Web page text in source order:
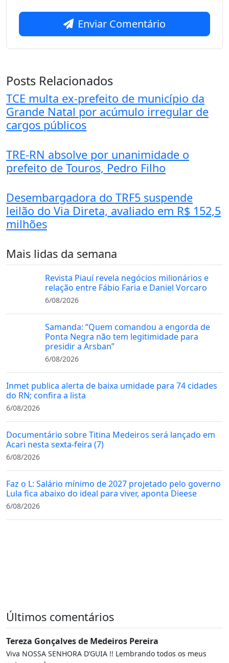
Enviar Comentário
Posts Relacionados
TCE multa ex-prefeito de município da
Grande Natal por acúmulo irregular de
cargos públicos
TRE-RN absolve por unanimidade o
prefeito de Touros, Pedro Filho
Desembargadora do TRF5 suspende
leilão do Via Direta, avaliado em R$ 152,5
milhões
Mais lidas da semana
Revista Piauí revela negócios milionários e
relação entre Fábio Faria e Daniel Vorcaro
6/08/2026
Samanda: “Quem comandou a engorda de
Ponta Negra não tem legitimidade para
presidir a Arsban”
6/08/2026
Inmet publica alerta de baixa umidade para 74 cidades
do RN; confira a lista
6/08/2026
Documentário sobre Titina Medeiros será lançado em
Acari nesta sexta-feira (7)
6/08/2026
Faz o L: Salário mínimo de 2027 projetado pelo governo
Lula fica abaixo do ideal para viver, aponta Dieese
6/08/2026
Últimos comentários
Tereza Gonçalves de Medeiros Pereira
Viva NOSSA SENHORA D’GUIA !! Lembrando todos os meus